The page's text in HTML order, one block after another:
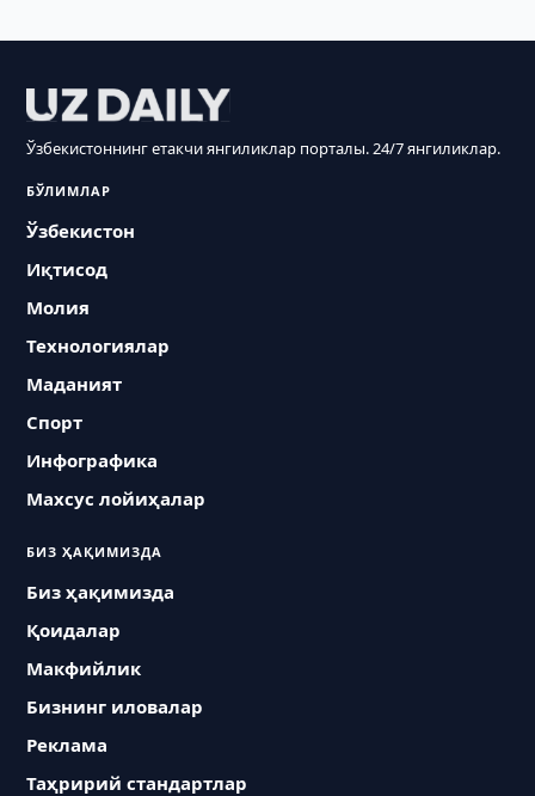
Ўзбекистоннинг етакчи янгиликлар порталы. 24/7 янгиликлар.
БЎЛИМЛАР
Ўзбекистон
Иқтисод
Молия
Технологиялар
Маданият
Спорт
Инфографика
Махсус лойиҳалар
БИЗ ҲАҚИМИЗДА
Биз ҳақимизда
Қоидалар
Макфийлик
Бизнинг иловалар
Реклама
Таҳририй стандартлар